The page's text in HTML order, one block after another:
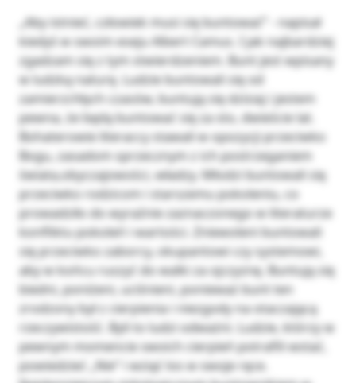
„Aby istnieć, człowiek musi się buntować” - napisał kiedyś w swoim eseju Albert Camus. I jak najbardziej zgadzam się z tym stwierdzeniem. Bunt jest wpisany w ludzką naturę. Ludzie buntowali się od zamierzchłych czasów, buntują się dzisiaj i jestem pewna, że będą buntować się za sto, dwieście lat. Bohaterowie literaccy stawali w opozycji przeciwko Bogu, zasadom sprzecznym z ich postrzeganiem świata,obyczajowości, władzy. Młodzi buntowali się przeciwko rodzicom i starszemu pokoleniu, co prowadziło do wyraźnie zaznaczonego w literaturze konfliktu pokoleń i wartości. Zniewoleni buntowali się przeciwko zaborcy, okupantowi czy systemowi, aby w końcu ruszyć do walki za ojczyznę. Buntują się biedni, poniżeni, uciśnieni, ponieważ bunt ten zrodzony był z cierpienia i niezgody na otaczającą rzeczywistość. Byli to ludzi odważni. Ludzie, którzy w pewnym momencie swoich cierpień potrafili wstać, powiedzieć „Nie” i wziąć los w swoje ręce. Najsłynniejszym mitologicznym buntownikiem w literaturze był Prometeusz. Odważny Tytan, który przez swoją miłość do ludzi został skazany przez Zeusa na wieczne męki w górach Kaukazu. Mitologia głosi, że Prometeusz był stwórcą człowieka, którego ulepił z gliny pomieszanej ze łzami a duszę zaś dał mu z ognia niebieskiego, którego parę iskier ukradł z rydwanu boga słońca -Heliosa. Człowiek natomiast dalej był istotą słabą, nagą i niezdolną do życia, dlatego Prometeusz z miłości do istoty, która stworzył, zakradł się na Olimp i wbrew woli Zeusa ukradł dla człowieka ogień. Ogień dawał człowiekowi ciepło, światło, pozwolił na gotowanie jedzenia i odstraszał dziką zwierzynę. Prometeusz nauczył ludzi także sztuki rzemiosła. Rozwścieczony Zeus, zaniepokojony rosnącą potęgą ludzkości, nakazał Hefajstosowi stworzyć najpiękniejszą kobietę – Pandorę aby zesłać ją na ziemię. Obdarzył ją szczelnie zamkniętą puszką i odesłał pod chatę Prometeusza. Mądry tytan od razu zwietrzył podstęp i odprawił kobietę. Nie uczynił tego niestety jego brat Epimeteusz, którego imię tłumaczy się „myślący wstecz”. Przyjął do siebie Pandorę i natychmiast się z nią ożenił. Tytan ostrzegł swojego brata, aby pod żadnym pozorem nie otwierał puszki swojej wybranki. Ten jednak nie posłuchał i wraz z otwarciem naczynia na świat wypłynęły wszystkie choroby i nieszczęścia. Prometeusz postanowił więc kolejny raz zbuntować się przeciwko Zeusowi i obmyślił podstęp, a mianowicie dał Zeusowi do wyboru dwie sterty mięsa: na jednej pod grubą warstwą tłuszczu ukrył kości a na drugiej najlepsze mięso przykryte bydlęcą skórą. Zeus, pewny, że pod tłuszczem znajdzie mięso, wybrał właśnie tę. Część ta miała być od teraz składana bogom w ofierze. Rozgniewany władca Olimpu skazał Prometeusza na wieczne męki – kazał przykuć go do skał Kaukazu aby codziennie zgłodniały sęp przylatywał i wyjadał mu wątrobę, która za każdym razem odrastała. Tak tytan, który ukochał sobie ludzi ponad swoje życie, zapłacił karę za swój bunt. Z przytoczonego mitu zrodziło się pojęcie prometeizmu, który należy rozumieć jako postawę poświęcenia dla dobra ludzkości związanego z buntem przeciwko władzy, czemuś wyższemu. Następnym mitologicznym buntownikiem jest podstać Ikara – syna Dedala, słynnego ateńskiego architekta, który przebywając na Krecie wybudował ogromny labirynt w którym zginął Minotaur – pół człowiek, pół byk. Dedal, tęskniąc za swoją ojczyzną chciał wydostać się z wyspy i wrócić do Aten, jednak król Krety – Minos – bojąc się utraty tak wspaniałego architekta, który notabene znał wiele państwowych tajemnic, nie chciał się na to zgodzić. Dedal wykonał więc skrzydła z wosku i ptasich piór, dzięki którym miał wzbić się w powietrze. Chciał zabrać ze sobą również swojego syna Ikara. Przed samym lotem ojciec ostrzegł syna aby nie wznosił się zbyt blisko słońca, ponieważ wysoka temperatura stopi wosk na skrzydłach oraz aby nie leciał zbyt blisko wody, ponieważ wilgoć może obciążyć pióra. Młody Ikar, pełen chęci poznania i ciekawości buntuje się przeciwko ojcu i pomimo jego ostrzeżeń wzlatuje blisko słońca, które topi wosk na skrzydłach i Ikar spada na ziemię, ginąc na miejscu. Ikar pragnie od życia cześć więcj, aniżeli tylko spokojnej egzystencji. Jego bunt jest jednocześnie chęcią poznania, pragnienia wolności i swobody. Stał się on symbolem młodości, która poprzez swoje niedoświadczenie w buncie i brak wyobraźni ponosi klęskę. Pierwszą kobietą-buntowniczką w literaturze była antyczna postać tragedii Sofoklesa – Antygona. Problematyka tragedii to opozycja głównej bohaterki przeciwko zakazowi władcy Teb-Kreona, aby nie wyprawiać pochówku bratu Antygony Polinejkesowi, który został uznany za zdrajcę. Bohaterka zdaje sobie sprawę z konsekwencji swoich działań, jednak nie ma to dla niej większego znaczenia. Postać ta – odważna, silna kobieta – nadkłada prawa boskie ponad prawa świeckie. Wierzy w to, że jeśli nie pochowa brata, jego dusza nie zazna spokoju. O zakazie Kreona mówi: „On powinności mi wzbraniać nie może”. O swoim zamiarze informuje siostrę Ismenę, ta jednak nie popiera jej zachowania. Boi się Kreona i konsekwencji wynikających z tych działań. Boleje nad losem brata, jednak uważa zachowanie Antygony za niemądre. Główna bohaterka jest rozczarowana postawą siostry, jednak nie daje się przekonać Ismenie do zaniechania swoich działań. Ma pełną świadomości następstw swoich czynów. Wyraża to słowami: „Tamtego ja pogrzebię. Potem zginę – ale z chwałą”. Kobieta wypełnia swój plan, przy czym zostaje nakryta przez strażników i doprowadzona do Kreona. Wykazuje wtedy odwagę i dostojność – na pytanie władcy Teb, czy popełniła zbrodnię odpowiada twierdząco i przyznaje się do winy. Mówi również, że zakaz znała doskonale, ale wierna jest prawu boskiemu i nic nie upoważniało Kreona do obalenia tego prawa. W konflikcie jaki zaistniał pomiędzy prawem boskim, nie pisanym choć obowiązującym, a prawem państwowym, ona jest wyznawczynią tego pierwszego. Antygona została skazana na śmierć, co doprowadziło do samobójstwa syna Kreona i jego żony. Z upadkiem Kreona, który stracił swoich bliskich, Antygona, pokonana i stracona, odnosi moralne zwycięstwo. Kolejnym zagadnieniem, które chciałabym omówić jest motyw konfliktu pokoleń zrodzonego z buntu młodszego pokolenia przeciwko starszemu pokoleniu. Przykładem takiego konfliktu jest rozmowa Witolda Korczyńskiego ze swoim ojcem – Benedyktem Korczyńskim w powieści Elizy Orzeszkowej „Nad Niemnem”. Kłótnia między nimi wywodzi się z faktu ciągnącego się od dawna sporu z Bohatyrowiczami. Benedykt ma się za dobrego gospodarza Korczyna i w istocie ma do tego pełne prawo. Tymczasem Witold podważa predyspozycje ojca i metody zarządzania majątkiem. Jest wściekły na ojca, ponieważ widzi jego zły stosunek do chłopów a ponieważ jest przedstawicielem młodego pokolenia jest zafascynowany ludem prostym, chłopską tradycją oraz siłą. Chciałby przez ojca wpłynąć na poprawę sytuacji chłopstwa, wykorzystując w praktyce to, czego nauczył się w szkołach. Ojciec i syn nie potrafią jednak spokojnie ze sobą rozmawiać, dlatego ich rozmowa przeradza się w ostrą wymianę argumentów i awanturę. W pewnym momencie Witold wykrzykuje w stronę ojca: „Nie masz prawa, mój ojcze igrać tak z najświętszymi uczuciami mymi!(…) Młody jestem! Cóż stąd? Nam, dzieciom czarnej nocy, jak żołnierzom w czasie wojny, rok za dwa liczyć się powinien! W upale cierpień prędko dojrzewamy!” . Benedykt jest oburzony zachowaniem syna, jednak widzi w nim siebie z dawnych lat. Widzi swoje zachowania, ideały i pragnienia aby naprawiać świat. Nazywa to „falą, która go niosła”. Mówi: „I w naszych ustach brzmiało kiedyś hasło poety „Młodości!Ty nad poziomy wylatuj”. (…) Wszystko jak w wodę wpadło! Śmiech na wspomnienie bierze.(…)”. Rzeczywistość jednak zweryfikowała jego plany. Dawny entuzjazm zastąpiło rozczarowanie, zmęczenia i codzienna walka o byt rodziny. Poprzez wyznania Benedykta Witold przekonuje się, że ojciec wcale nie jest tak zacięty w gniewie i konserwatywny. Finał rozmowy pokazuje, że obaj mają równie szczytne cele i wyłącznie zgoda oraz dążenie do porozumienia może przynieść wymierne rezultaty. Jednym ze skutków tej rozmowy jest zażegnanie konfliktu z Bohatyrowiczami, który był już nawet rozstrzygany przez sąd. Szczęśliwie ojciec i syn znaleźli drogę do porozumienia i mogli już wspólnie wspierając się a nie spierając, budować nową rzeczywistość. Benedykt uczy się od syna jak rozwiązywać konflikty z chłopami i zerwać z głęboko zakorzenionymi podziałami na warstwy społeczne. Witold dowiaduje się od ojca, że starsze pokolenia zasługuje na szacunek młodych, bo też miało kiedyś swoje ideały i marzyło o lepszym świecie oraz o tym, że nasze plany bardzo często niweczy okrutna rzeczywistość. Kolejną postacią wykazującą postawę buntu, jest bohater „Tanga” Sławomira Mrożka – Artur. Akcja komedii dzieje się w domu pozbawionym wszystkich zasad. W utworze Artur reprezentuje trzecie pokolenie, a co za tym idzie – jest przedstawicielem zupełnie innego światopoglądu niż jego rodzina. W dodatku obyczajowość starszych budzi w nim obrzydzenie, to staje się powodem buntu, który ma doprowadzić do przywrócenia dawnego ładu społecznego a w tym wypadku rodzinnego. Jednakże czynniki zewnętrzne jak na przykład zdrada Ali doprowadzają go do zmiany priorytetów. Ostatecznie, zamiast doprowadzić swój bunt do końca, ginie on zupełnie przypadkowo, a poniesiona przez niego ofiara nie ma większego znaczenia. Utwór rozgrywa się w salonie rodziny głównego bohatera, zupełnie zatłoczony starymi rupieciami, takimi jak jego wózek dziecinny, stara suknia ślubna ciotki czy katafalk z pogrzebu dziadka, który miał miejsce kilkanaście lat temu. Opozycja Artura wynika, podobnie jak w omawianym przeze mnie „Nad Niemnem”, z buntu pokoleń. W tym przypadku jest on jednak nieco inaczej przedstawiony, ponieważ to jego rodzice reprezentują wartości odpowiednie dla młodzieży, podczas gdy poglądy głównego bohatera można nazwać konserwatywnymi. Pragnie porządku, poszanowania starych, dobrych zasad. Jego celem jest powrót do normalności, w której mia